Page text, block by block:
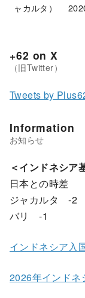
ャカルタ）
+62 on X
Tweets by
Information
＜インドネシア
日本との時差
ジャカルタ -2
バリ -1
インドネシア入
2026年インドネ